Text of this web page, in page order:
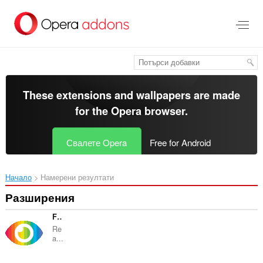
главното
съдържание
These extensions and wallpapers are made
for theOpera browser.
Свалете Opera Free for Android
Начало Намерени резултати
Разширения
Full Picture: analyze articles with ChatGPT
Re
a...